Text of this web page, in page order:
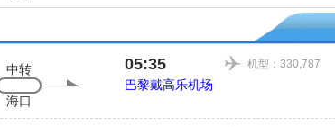
中转
海口
05:35
巴黎戴高乐机场
机型：330,787